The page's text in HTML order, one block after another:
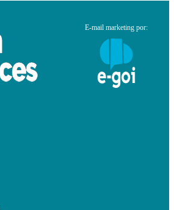
E-mail marketing por: